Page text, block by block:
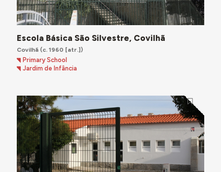
Escola Básica São Silvestre, Covilhã
Covilhã(c. 1960 [atr.])
Primary School
Jardim de Infância